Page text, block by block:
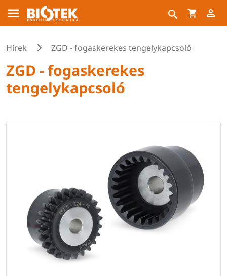
Hírek ZGD - fogaskerekes tengelykapcsoló
ZGD - fogaskerekes
tengelykapcsoló